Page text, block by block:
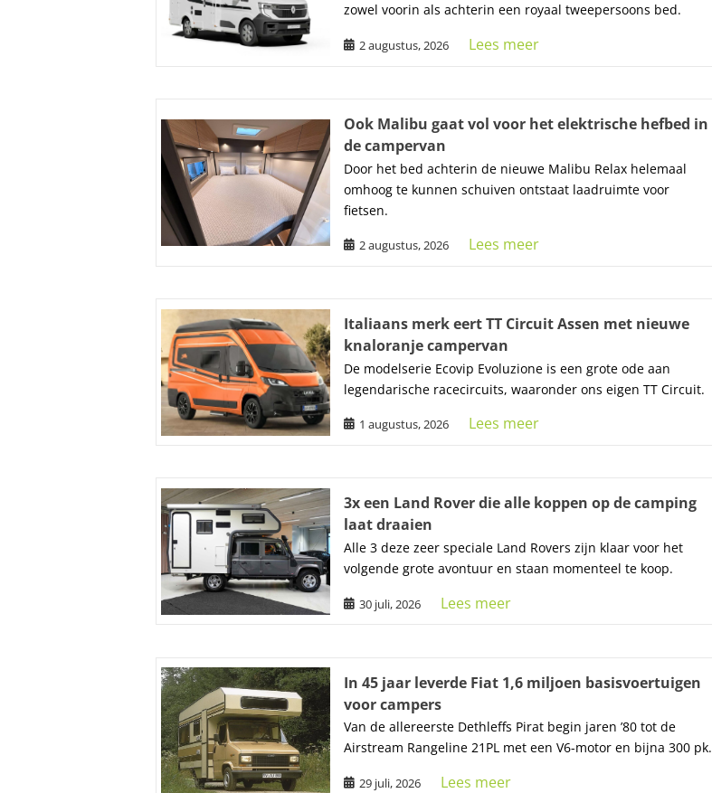
zowel voorin als achterin een royaal tweepersoons bed.
2 augustus, 2026 Lees meer
Ook Malibu gaat vol voor het elektrische hefbed in
de campervan
Door het bed achterin de nieuwe Malibu Relax helemaal
omhoog te kunnen schuiven ontstaat laadruimte voor
fietsen.
2 augustus, 2026 Lees meer
Italiaans merk eert TT Circuit Assen met nieuwe
knaloranje campervan
De modelserie Ecovip Evoluzione is een grote ode aan
legendarische racecircuits, waaronder ons eigen TT Circuit.
1 augustus, 2026 Lees meer
3x een Land Rover die alle koppen op de camping
laat draaien
Alle 3 deze zeer speciale Land Rovers zijn klaar voor het
volgende grote avontuur en staan momenteel te koop.
30 juli, 2026 Lees meer
In 45 jaar leverde Fiat 1,6 miljoen basisvoertuigen
voor campers
Van de allereerste Dethleffs Pirat begin jaren ’80 tot de
Airstream Rangeline 21PL met een V6-motor en bijna 300 pk.
29 juli, 2026 Lees meer